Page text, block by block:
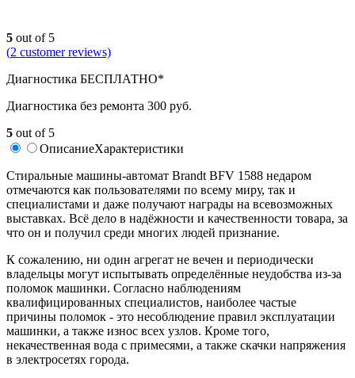
5 out of 5
(2 customer reviews)
Диагностика БЕСПЛАТНО*
Диагностика без ремонта 300 руб.
5 out of 5
ОписаниеХарактеристики
Стиральные машины-автомат Brandt BFV 1588 недаром
отмечаются как пользователями по всему миру, так и
специалистами и даже получают награды на всевозможных
выставках. Всё дело в надёжности и качественности товара, за
что он и получил среди многих людей признание.
К сожалению, ни один агрегат не вечен и периодически
владельцы могут испытывать определённые неудобства из-за
поломок машинки. Согласно наблюдениям
квалифицированных специалистов, наиболее частые
причины поломок - это несоблюдение правил эксплуатации
машинки, а также износ всех узлов. Кроме того,
некачественная вода с примесями, а также скачки напряжения
в электросетях города.